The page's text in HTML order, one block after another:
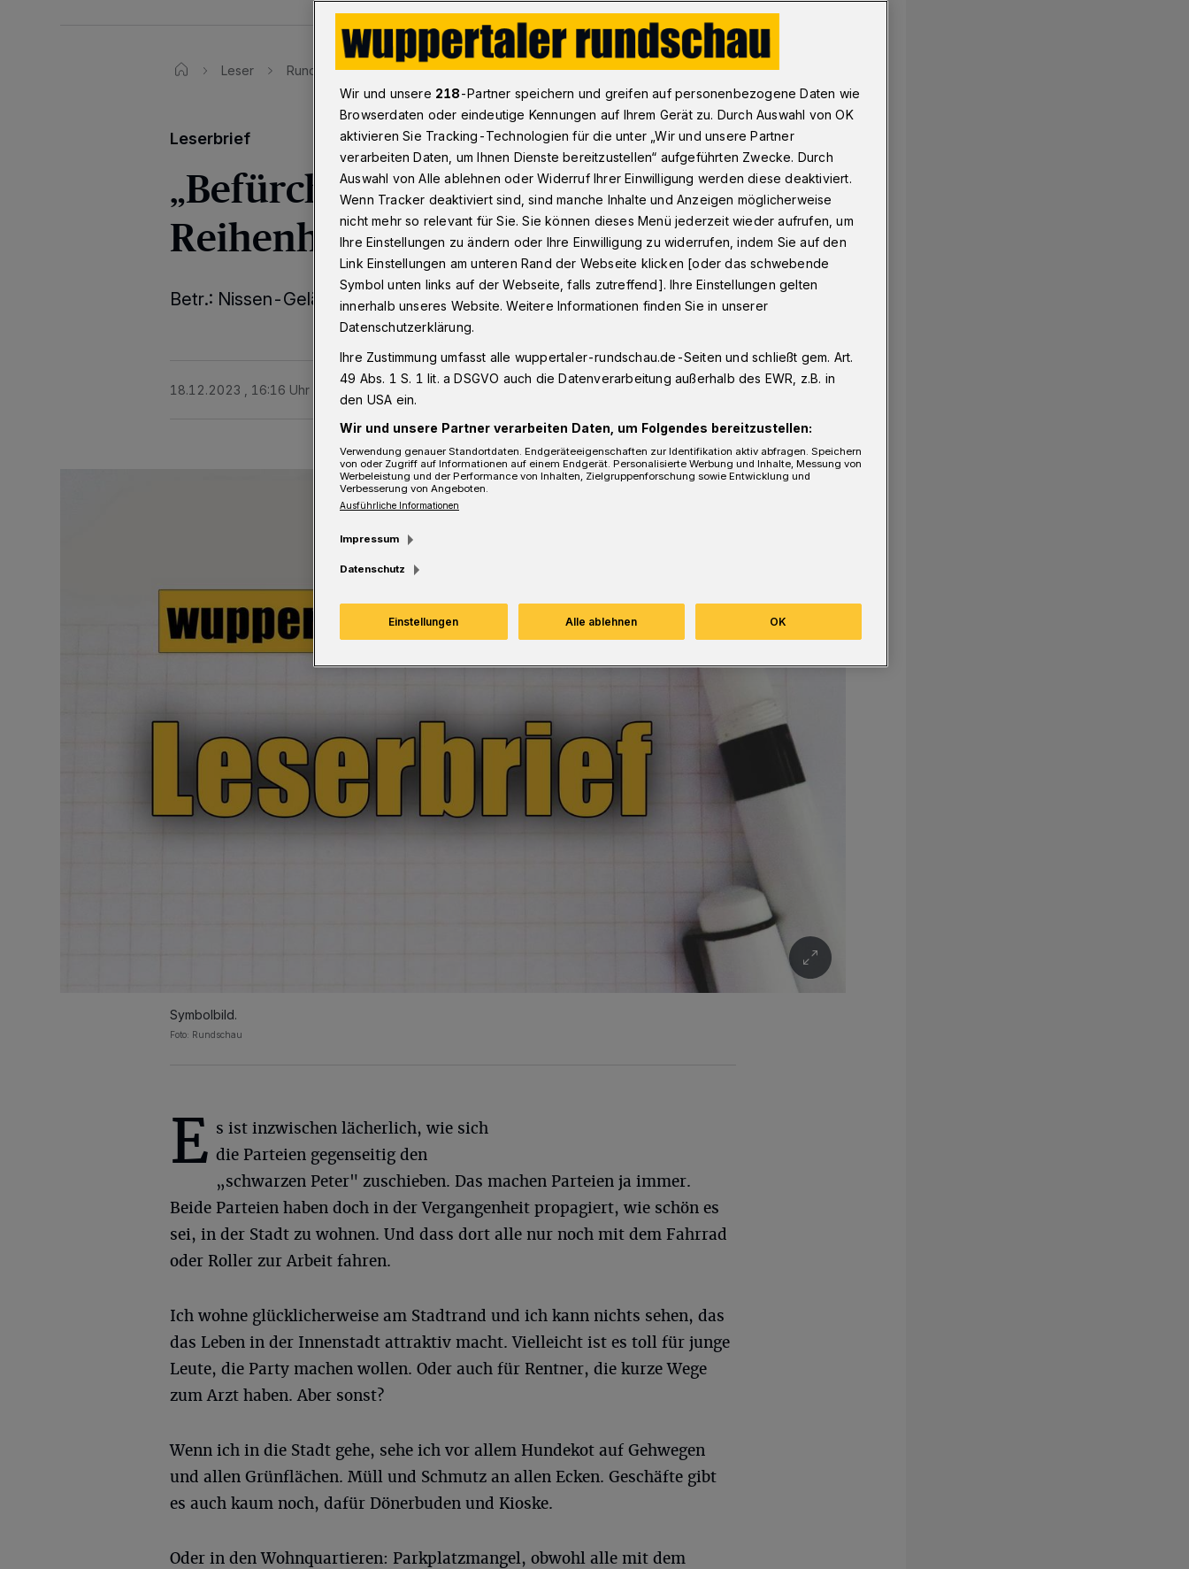
Leser Rundschau-Leserbrief zu Bebauungsplänen für Nissen-Gelände​
Leserbrief
„Befürchte ein typisches
Reihenhaus-Ghetto“
Betr.: Nissen-Gelände – SPD-Kritik an Grünen
18.12.2023 , 16:16 Uhr
Symbolbild.
Foto: Rundschau
E s ist inzwischen lächerlich, wie sich
die Parteien gegenseitig den
„schwarzen Peter" zuschieben. Das machen Parteien ja immer.
Beide Parteien haben doch in der Vergangenheit propagiert, wie schön es
sei, in der Stadt zu wohnen. Und dass dort alle nur noch mit dem Fahrrad
oder Roller zur Arbeit fahren.
Ich wohne glücklicherweise am Stadtrand und ich kann nichts sehen, das
das Leben in der Innenstadt attraktiv macht. Vielleicht ist es toll für junge
Leute, die Party machen wollen. Oder auch für Rentner, die kurze Wege
zum Arzt haben. Aber sonst?
Wenn ich in die Stadt gehe, sehe ich vor allem Hundekot auf Gehwegen
und allen Grünflächen. Müll und Schmutz an allen Ecken. Geschäfte gibt
es auch kaum noch, dafür Dönerbuden und Kioske.
Oder in den Wohnquartieren: Parkplatzmangel, obwohl alle mit dem
Wir und unsere 218-Partner speichern und greifen auf personenbezogene Daten wie
Browserdaten oder eindeutige Kennungen auf Ihrem Gerät zu. Durch Auswahl von OK
aktivieren Sie Tracking-Technologien für die unter „Wir und unsere Partner
verarbeiten Daten, um Ihnen Dienste bereitzustellen“ aufgeführten Zwecke. Durch
Auswahl von Alle ablehnen oder Widerruf Ihrer Einwilligung werden diese deaktiviert.
Wenn Tracker deaktiviert sind, sind manche Inhalte und Anzeigen möglicherweise
nicht mehr so relevant für Sie. Sie können dieses Menü jederzeit wieder aufrufen, um
Ihre Einstellungen zu ändern oder Ihre Einwilligung zu widerrufen, indem Sie auf den
Link Einstellungen am unteren Rand der Webseite klicken [oder das schwebende
Symbol unten links auf der Webseite, falls zutreffend]. Ihre Einstellungen gelten
innerhalb unseres Website. Weitere Informationen finden Sie in unserer
Datenschutzerklärung.
Ihre Zustimmung umfasst alle wuppertaler-rundschau.de-Seiten und schließt gem. Art.
49 Abs. 1 S. 1 lit. a DSGVO auch die Datenverarbeitung außerhalb des EWR, z.B. in
den USA ein.
Wir und unsere Partner verarbeiten Daten, um Folgendes bereitzustellen:
Verwendung genauer Standortdaten. Endgeräteeigenschaften zur Identifikation aktiv abfragen. Speichern
von oder Zugriff auf Informationen auf einem Endgerät. Personalisierte Werbung und Inhalte, Messung von
Werbeleistung und der Performance von Inhalten, Zielgruppenforschung sowie Entwicklung und
Verbesserung von Angeboten.
Ausführliche Informationen
Impressum
Datenschutz
Einstellungen Alle ablehnen OK